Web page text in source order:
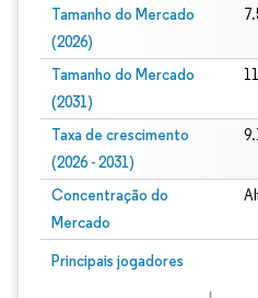
Tamanho do Mercado
(2026)
Tamanho do Mercado
(2031)
Taxa de crescimento
(2026 - 2031)
Concentração do
Mercado
Principais jogadores
Imagem © Mordor Intelligence. O